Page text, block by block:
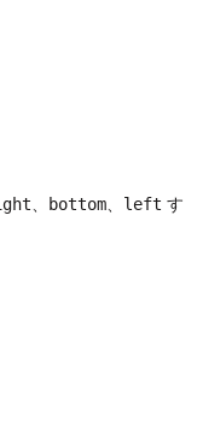
、bottom、left す